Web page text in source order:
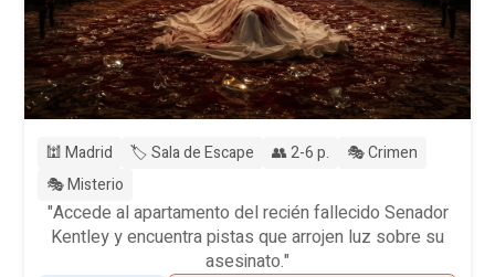
🕍 Madrid 🏷️ Sala de Escape 👥 2-6 p.
🎭 Crimen
🎭 Misterio
"Accede al apartamento del recién fallecido Senador
Kentley y encuentra pistas que arrojen luz sobre su
asesinato."